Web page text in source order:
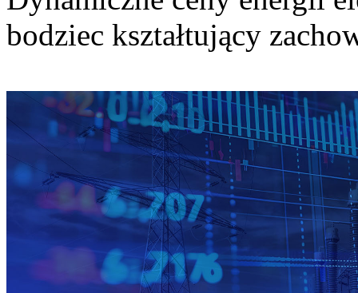
bodziec kształtujący